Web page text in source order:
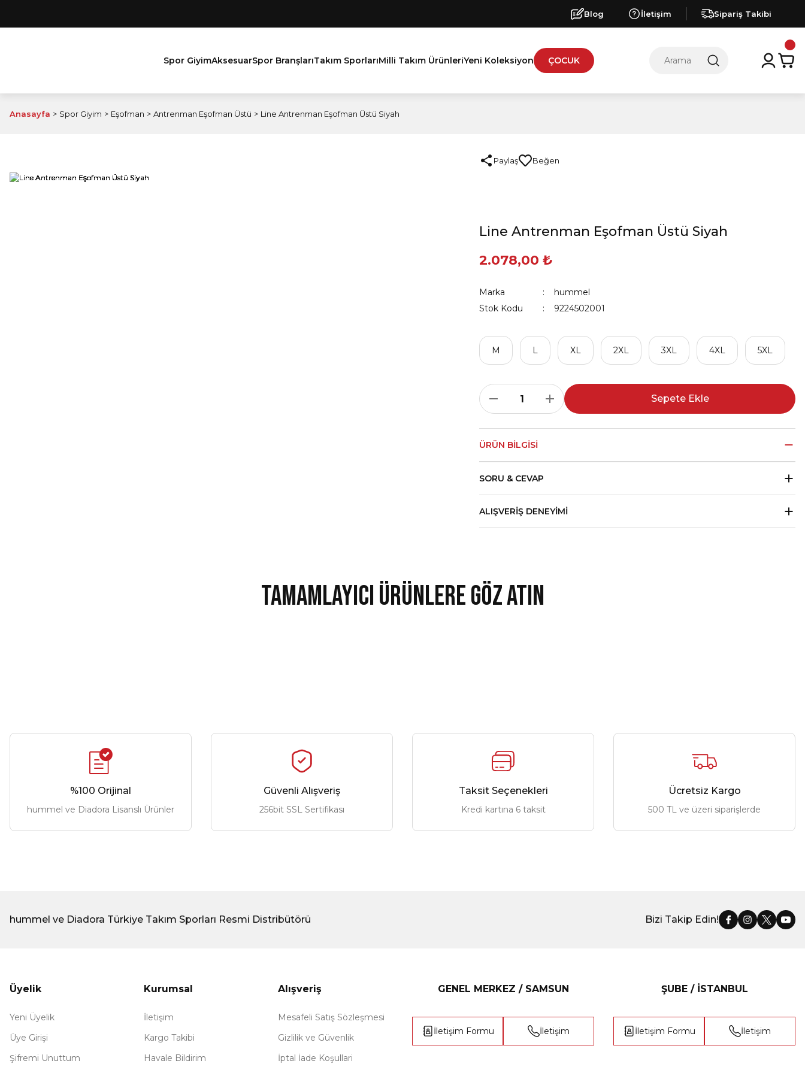
Blog İletişim Sipariş Takibi
Spor GiyimAksesuarSpor BranşlarıTakım SporlarıMilli Takım ÜrünleriYeni Koleksiyon ÇOCUK
Anasayfa Spor Giyim Eşofman Antrenman Eşofman Üstü Line Antrenman Eşofman Üstü Siyah
Paylaş
Line Antrenman Eşofman Üstü Siyah
2.078,00 ₺
Marka
hummel
Stok Kodu
9224502001
M L XL 2XL 3XL 4XL 5XL
Sepete Ekle
ÜRÜN BILGISI
SORU & CEVAP
ALIŞVERIŞ DENEYIMI
Tamamlayıcı Ürünlere Göz Atın
Hummel Maxı Antrenman Çorabı Siyah 3 Lü Paket
%100 Orijinal
hummel ve Diadora Lisanslı Ürünler
Güvenli Alışveriş
256bit SSL Sertifikası
Taksit Seçenekleri
Kredi kartına 6 taksit
Ücretsiz Kargo
500 TL ve üzeri siparişlerde
hummel ve Diadora Türkiye Takım Sporları Resmi Distribütörü Bizi Takip Edin!
Üyelik
Yeni Üyelik
Üye Girişi
Şifremi Unuttum
Kurumsal
İletişim
Kargo Takibi
Havale Bildirim
Alışveriş
Mesafeli Satış Sözleşmesi
Gizlilik ve Güvenlik
İptal İade Koşullari
GENEL MERKEZ / SAMSUN
İletişim Formu İletişim
ŞUBE / İSTANBUL
İletişim Formu İletişim